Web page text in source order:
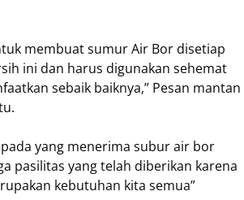
membuat sumur Air Bor disetiap
ini dan harus digunakan sehemat
sebaik baiknya,” Pesan mantan
yang menerima subur air bor
pasilitas yang telah diberikan karena
kebutuhan kita semua”